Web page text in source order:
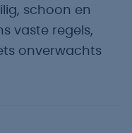
schoon en
vaste regels,
onverwachts